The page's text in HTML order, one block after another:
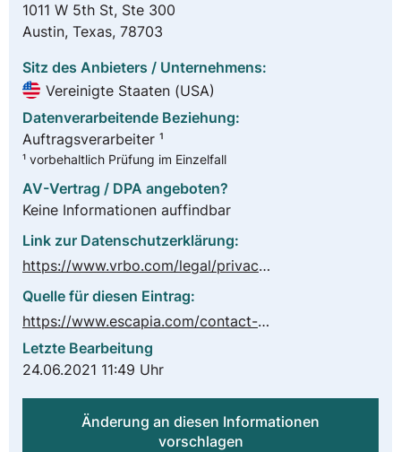
1011 W 5th St, Ste 300
Austin, Texas, 78703
Sitz des Anbieters / Unternehmens:
Vereinigte Staaten (USA)
Datenverarbeitende Beziehung:
Auftragsverarbeiter ¹
¹ vorbehaltlich Prüfung im Einzelfall
AV-Vertrag / DPA angeboten?
Keine Informationen auffindbar
Link zur Datenschutzerklärung:
https://www.vrbo.com/legal/privacy-policy
Quelle für diesen Eintrag:
https://www.escapia.com/contact-us/
Letzte Bearbeitung
24.06.2021 11:49 Uhr
Änderung an diesen Informationen
vorschlagen